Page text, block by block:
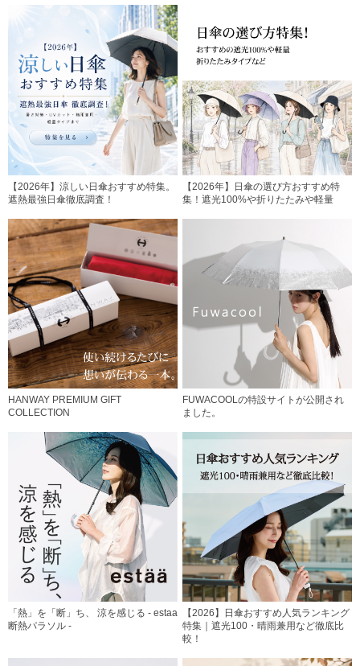
【2026年】涼しい日傘おすすめ特集。
遮熱最強日傘徹底調査！
【2026年】日傘の選び方おすすめ特
集！遮光100%や折りたたみや軽量
HANWAY PREMIUM GIFT
COLLECTION
FUWACOOLの特設サイトが公開され
ました。
「熱」を「断」ち、 涼を感じる - estaa
断熱パラソル -
【2026】日傘おすすめ人気ランキング
特集｜遮光100・晴雨兼用など徹底比
較！